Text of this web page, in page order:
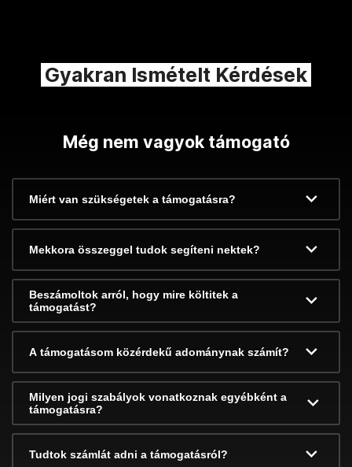
Gyakran Ismételt Kérdések
Még nem vagyok támogató
Miért van szükségetek a támogatásra?
Mekkora összeggel tudok segíteni nektek?
Beszámoltok arról, hogy mire költitek a
támogatást?
A támogatásom közérdekű adománynak számít?
Milyen jogi szabályok vonatkoznak egyébként a
támogatásra?
Tudtok számlát adni a támogatásról?